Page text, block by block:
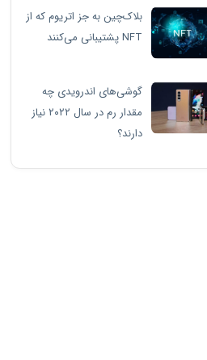
بلاک‌چین به جز اتریوم که از
NFT پشتیبانی می‌کنند
گوشی‌های اندرویدی چه
مقدار رم در سال ۲۰۲۲ نیاز
دارند؟